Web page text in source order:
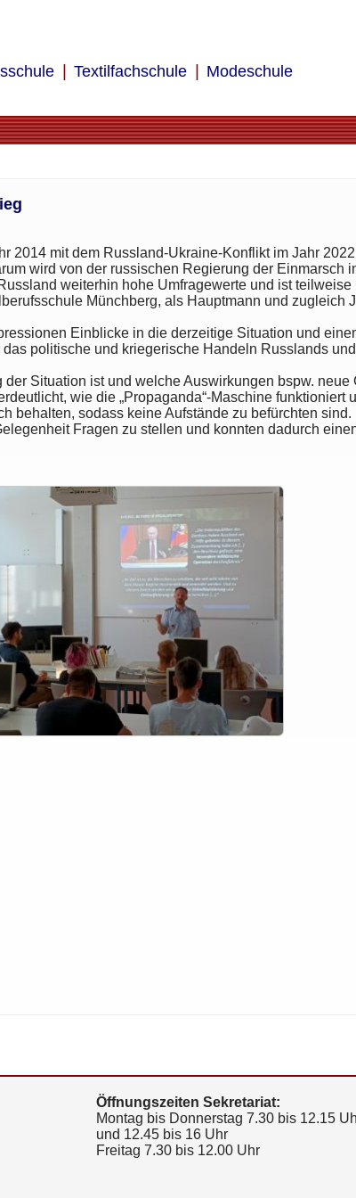
Textilfachschule Modeschule
mit dem Russland-Ukraine-Konflikt im Jahr
wird von der russischen Regierung der Einmarsch
weiterhin hohe Umfragewerte und ist teilweise
Münchberg, als Hauptmann und zugleich
Einblicke in die derzeitige Situation und
politische und kriegerische Handeln Russlands
Situation ist und welche Auswirkungen bspw. neue
wie die „Propaganda“-Maschine funktioniert
behalten, sodass keine Aufstände zu befürchten sind.
Fragen zu stellen und konnten dadurch
Öffnungszeiten Sekretariat:
Montag bis Donnerstag 7.30 bis 12.15
und 12.45 bis 16 Uhr
Freitag 7.30 bis 12.00 Uhr